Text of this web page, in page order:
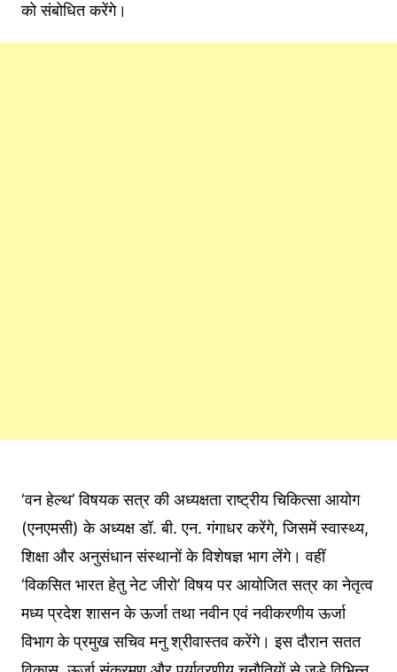
को संबोधित करेंगे।
‘वन हेल्थ’ विषयक सत्र की अध्यक्षता राष्ट्रीय चिकित्सा आयोग
(एनएमसी) के अध्यक्ष डॉ. बी. एन. गंगाधर करेंगे, जिसमें स्वास्थ्य,
शिक्षा और अनुसंधान संस्थानों के विशेषज्ञ भाग लेंगे। वहीं
‘विकसित भारत हेतु नेट जीरो’ विषय पर आयोजित सत्र का नेतृत्व
मध्य प्रदेश शासन के ऊर्जा तथा नवीन एवं नवीकरणीय ऊर्जा
विभाग के प्रमुख सचिव मनु श्रीवास्तव करेंगे। इस दौरान सतत